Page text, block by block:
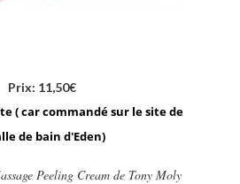
Prix: 11,50€
( car commandé sur le site de
de bain d'Eden)
Peeling Cream de Tony Moly